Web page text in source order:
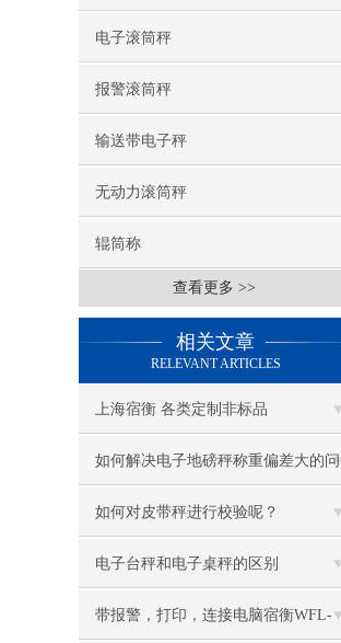
电子滚筒秤
报警滚筒秤
输送带电子秤
无动力滚筒秤
辊筒称
查看更多 >>
相关文章
RELEVANT ARTICLES
上海宿衡 各类定制非标品
如何解决电子地磅秤称重偏差大的问
题？
如何对皮带秤进行校验呢？
电子台秤和电子桌秤的区别
带报警，打印，连接电脑宿衡WFL-